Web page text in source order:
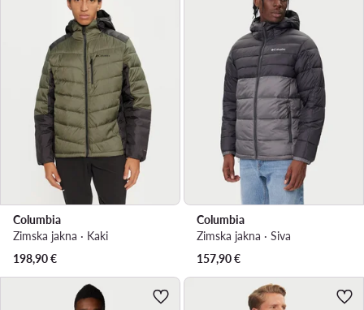
Columbia
Zimska jakna · Kaki
198,90€
Columbia
Zimska jakna · Siva
157,90€